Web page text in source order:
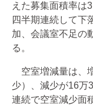
えた募集面積率は
四半期連続して下
加、会議室不足の
る。
空室増減量は、
少）、減少が16万
連続で空室減少面